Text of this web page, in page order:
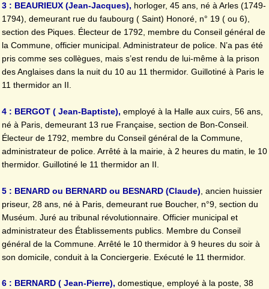
3 : BEAURIEUX (Jean-Jacques), horloger, 45 ans, né à Arles (1749-
1794), demeurant rue du faubourg ( Saint) Honoré, n° 19 ( ou 6),
section des Piques. Électeur de 1792, membre du Conseil général de
la Commune, officier municipal. Administrateur de police. N’a pas été
pris comme ses collègues, mais s’est rendu de lui-même à la prison
des Anglaises dans la nuit du 10 au 11 thermidor. Guillotiné à Paris le
11 thermidor an II.
4 : BERGOT ( Jean-Baptiste), employé à la Halle aux cuirs, 56 ans,
né à Paris, demeurant 13 rue Française, section de Bon-Conseil.
Électeur de 1792, membre du Conseil général de la Commune,
administrateur de police. Arrêté à la mairie, à 2 heures du matin, le 10
thermidor. Guillotiné le 11 thermidor an II.
5 : BENARD ou BERNARD ou BESNARD (Claude) , ancien huissier
priseur, 28 ans, né à Paris, demeurant rue Boucher, n°9, section du
Muséum. Juré au tribunal révolutionnaire. Officier municipal et
administrateur des Établissements publics. Membre du Conseil
général de la Commune. Arrêté le 10 thermidor à 9 heures du soir à
son domicile, conduit à la Conciergerie. Exécuté le 11 thermidor.
6 : BERNARD ( Jean-Pierre), domestique, employé à la poste, 38